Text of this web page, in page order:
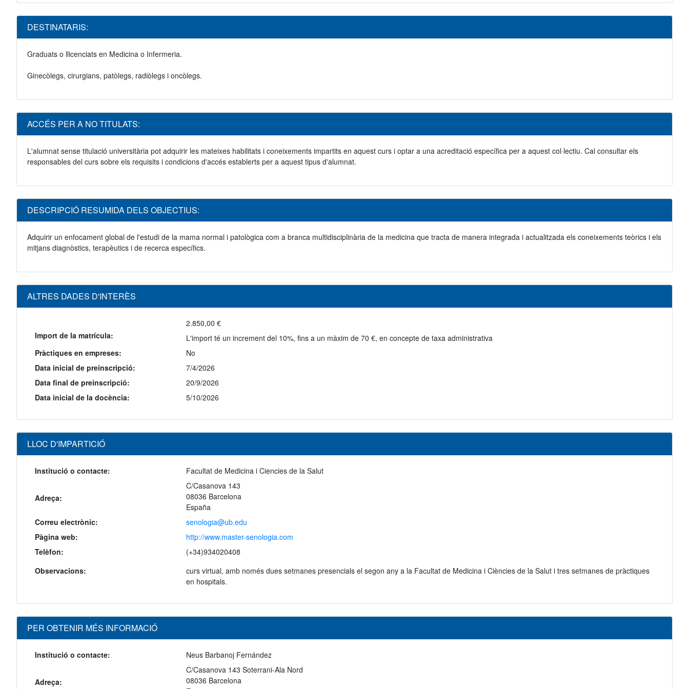
DESTINATARIS:
Graduats o llicenciats en Medicina o Infermeria.
Ginecòlegs, cirurgians, patòlegs, radiòlegs i oncòlegs.
ACCÉS PER A NO TITULATS:
L'alumnat sense titulació universitària pot adquirir les mateixes habilitats i coneixements impartits en aquest curs i optar a una acreditació específica per a aquest col·lectiu. Cal consultar els
responsables del curs sobre els requisits i condicions d'accés establerts per a aquest tipus d'alumnat.
DESCRIPCIÓ RESUMIDA DELS OBJECTIUS:
Adquirir un enfocament global de l'estudi de la mama normal i patològica com a branca multidisciplinària de la medicina que tracta de manera integrada i actualitzada els coneixements teòrics i els
mitjans diagnòstics, terapèutics i de recerca específics.
ALTRES DADES D'INTERÈS
Import de la matrícula:
2.850,00 €
L'import té un increment del 10%, fins a un màxim de 70 €, en concepte de taxa administrativa
Pràctiques en empreses:
No
Data inicial de preinscripció:
7/4/2026
Data final de preinscripció:
20/9/2026
Data inicial de la docència:
5/10/2026
LLOC D'IMPARTICIÓ
Institució o contacte: Facultat de Medicina i Ciencies de la Salut
Adreça:
C/Casanova 143
08036 Barcelona
España
Correu electrònic:
senologia@ub.edu
Pàgina web:
http://www.master-senologia.com
Telèfon:
(+34)934020408
Observacions:
curs virtual, amb només dues setmanes presencials el segon any a la Facultat de Medicina i Ciències de la Salut i tres setmanes de pràctiques
en hospitals.
PER OBTENIR MÉS INFORMACIÓ
Institució o contacte: Neus Barbanoj Fernández
Adreça:
C/Casanova 143 Soterrani-Ala Nord
08036 Barcelona